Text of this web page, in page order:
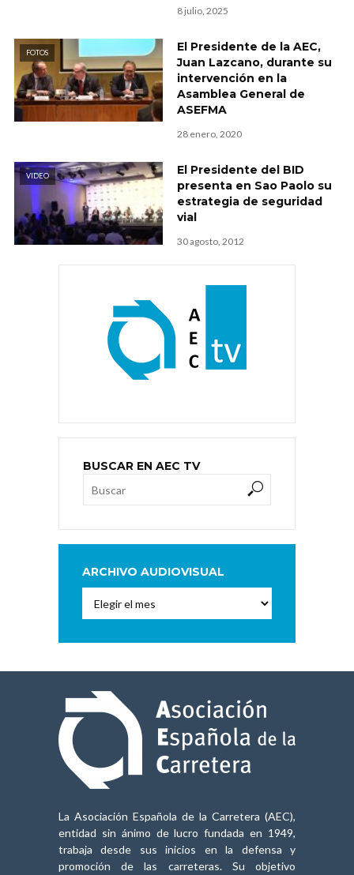
8 julio, 2025
FOTOS
El Presidente de la AEC,
Juan Lazcano, durante su
intervención en la
Asamblea General de
ASEFMA
28 enero, 2020
VIDEO
El Presidente del BID
presenta en Sao Paolo su
estrategia de seguridad
vial
30 agosto, 2012
BUSCAR EN AEC TV
ARCHIVO AUDIOVISUAL
Audiovisual
La Asociación Española de la Carretera (AEC),
entidad sin ánimo de lucro fundada en 1949,
trabaja desde sus inicios en la defensa y
promoción de las carreteras. Su objetivo